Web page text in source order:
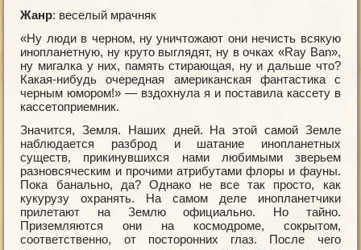
Жанр: веселый мрачняк
«Ну люди в черном, ну уничтожают они нечисть всякую
инопланетную, ну круто выглядят, ну в очках «Ray Ban»,
ну мигалка у них, память стирающая, ну и дальше что?
Какая-нибудь очередная американская фантастика с
черным юмором!» — вздохнула я и поставила кассету в
кассетоприемник.
Значится, Земля. Наших дней. На этой самой Земле
наблюдается разброд и шатание инопланетных
существ, прикинувшихся нами любимыми зверьем
разновсяческим и прочими атрибутами флоры и фауны.
Пока банально, да? Однако не все так просто, как
кукурузу охранять. На самом деле инопланетчики
прилетают на Землю официально. Но тайно.
Приземляются они на космодроме, сокрытом,
соответственно, от посторонних глаз. После чего